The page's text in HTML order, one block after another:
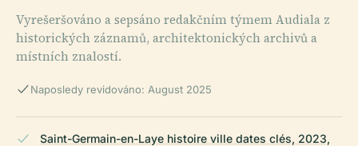
Vyrešeršováno a sepsáno redakčním týmem Audiala z
historických záznamů, architektonických archivů a
místních znalostí.
Naposledy revidováno: August 2025
Saint-Germain-en-Laye histoire ville dates clés, 2023,